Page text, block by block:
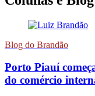
Blog do Brandão
Porto Piauí
do comércio